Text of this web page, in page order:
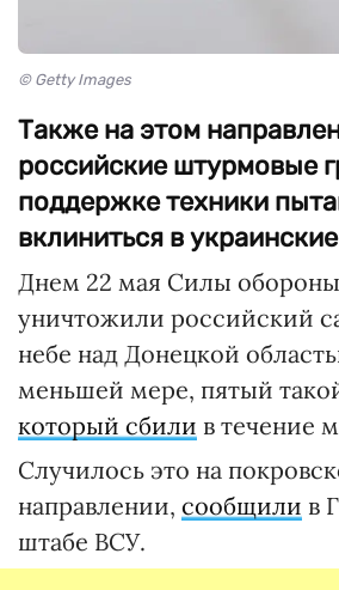
© Getty Images
Также на этом
российские штурмовые
поддержке техники
вклиниться в
Днем 22 мая Силы
уничтожили российский
небе над Донецкой
меньшей мере, пятый
который сбили в течение
Случилось это на
направлении, сообщили в
штабе ВСУ.